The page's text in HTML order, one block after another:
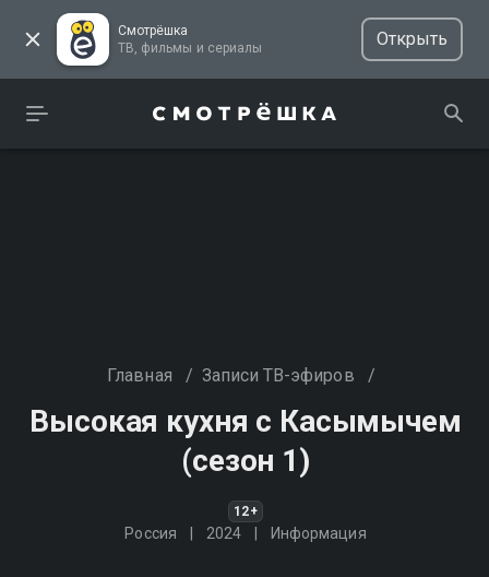
Смотрёшка
ТВ, фильмы и сериалы
Открыть
Главная / Записи ТВ-эфиров /
Высокая кухня с Касымычем
(сезон 1)
12+
Россия 2024 Информация